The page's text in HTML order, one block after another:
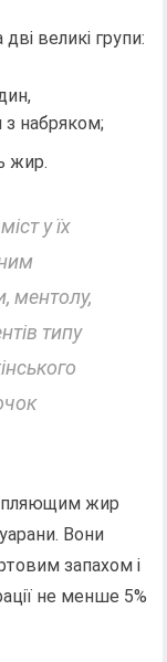
великі групи:
з набряком;
жир.
у їх
ментолу,
типу
жир
Вони
запахом і
не менше 5%